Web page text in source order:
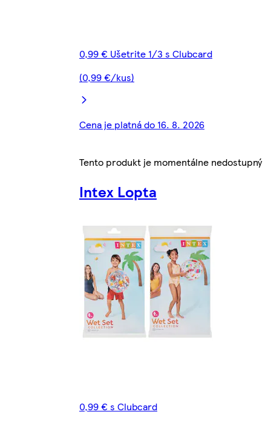
0,99 € Ušetrite 1/3 s Clubcard
(0,99 €/kus)
Cena je platná do 16. 8. 2026
Tento produkt je momentálne nedostupný
Intex Lopta
0,99 € s Clubcard